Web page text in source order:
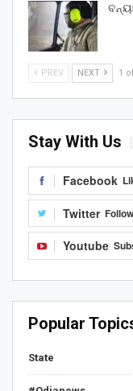
PREV NEXT 1
Stay With Us
Facebook
Twitter
Youtube
Popular
State